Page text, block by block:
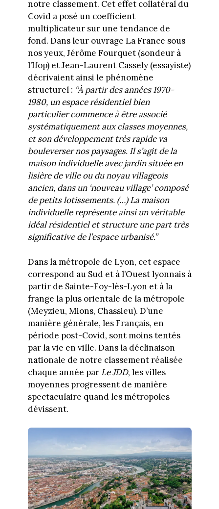
notre classement. Cet effet collatéral du
Covid a posé un coefficient
multiplicateur sur une tendance de
fond. Dans leur ouvrage La France sous
nos yeux, Jérôme Fourquet (sondeur à
l’Ifop) et Jean-Laurent Cassely (essayiste)
décrivaient ainsi le phénomène
structurel : “À partir des années 1970-
1980, un espace résidentiel bien
particulier commence à être associé
systématiquement aux classes moyennes,
et son développement très rapide va
bouleverser nos paysages. Il s’agit de la
maison individuelle avec jardin située en
lisière de ville ou du noyau villageois
ancien, dans un ‘nouveau village’ composé
de petits lotissements. (…) La maison
individuelle représente ainsi un véritable
idéal résidentiel et structure une part très
significative de l’espace urbanisé.”
Dans la métropole de Lyon, cet espace
correspond au Sud et à l’Ouest lyonnais à
partir de Sainte-Foy-lès-Lyon et à la
frange la plus orientale de la métropole
(Meyzieu, Mions, Chassieu). D’une
manière générale, les Français, en
période post-Covid, sont moins tentés
par la vie en ville. Dans la déclinaison
nationale de notre classement réalisée
chaque année par Le JDD, les villes
moyennes progressent de manière
spectaculaire quand les métropoles
dévissent.